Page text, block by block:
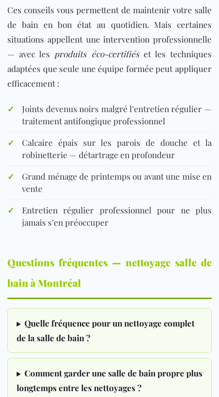
Ces conseils vous permettent de maintenir votre salle
de bain en bon état au quotidien. Mais certaines
situations appellent une intervention professionnelle
— avec les produits éco-certifiéset les techniques
adaptées que seule une équipe formée peut appliquer
efficacement :
✓
Joints devenus noirs malgré l’entretien régulier —
traitement antifongique professionnel
✓
Calcaire épais sur les parois de douche et la
robinetterie — détartrage en profondeur
✓
Grand ménage de printemps ou avant une mise en
vente
✓
Entretien régulier professionnel pour ne plus
jamais s’en préoccuper
Questions fréquentes — nettoyage salle de
bain à Montréal
Quelle fréquence pour un nettoyage complet
de la salle de bain ?
Comment garder une salle de bain propre plus
longtemps entre les nettoyages ?